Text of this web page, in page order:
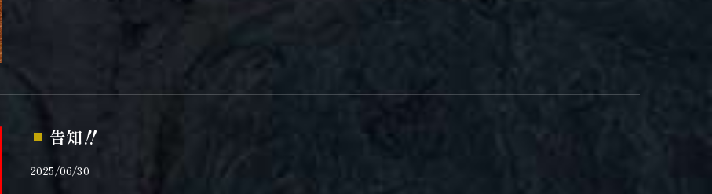
告知‼️
2025/06/30